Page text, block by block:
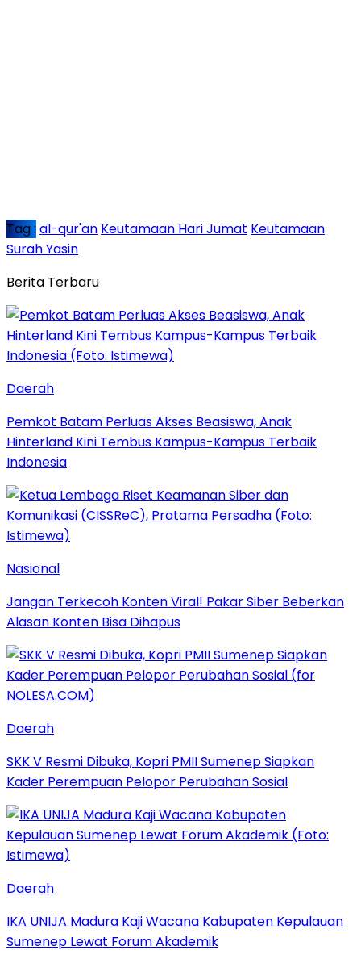
Tag : al-qur'an Keutamaan Hari Jumat Keutamaan
Surah Yasin
Berita Terbaru
Daerah
Pemkot Batam Perluas Akses Beasiswa, Anak
Hinterland Kini Tembus Kampus-Kampus Terbaik
Indonesia
Nasional
Jangan Terkecoh Konten Viral! Pakar Siber Beberkan
Alasan Konten Bisa Dihapus
Daerah
SKK V Resmi Dibuka, Kopri PMII Sumenep Siapkan
Kader Perempuan Pelopor Perubahan Sosial
Daerah
IKA UNIJA Madura Kaji Wacana Kabupaten Kepulauan
Sumenep Lewat Forum Akademik